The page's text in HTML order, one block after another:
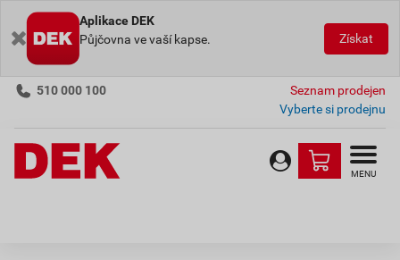
Aplikace DEK
Půjčovna ve vaší kapse.
Získat
510 000 100
Seznam prodejen
Vyberte si prodejnu
MENU